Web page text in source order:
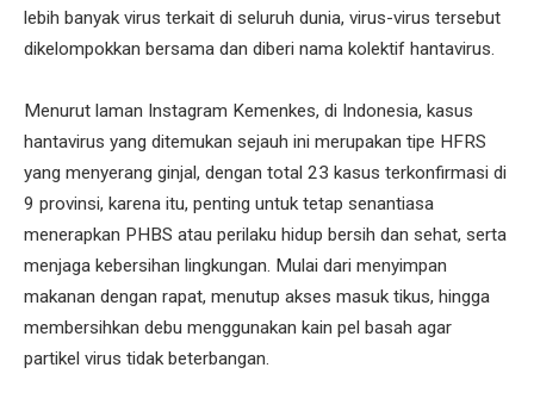
lebih banyak virus terkait di seluruh dunia, virus-virus tersebut
dikelompokkan bersama dan diberi nama kolektif hantavirus.
Menurut laman Instagram Kemenkes, di Indonesia, kasus
hantavirus yang ditemukan sejauh ini merupakan tipe HFRS
yang menyerang ginjal, dengan total 23 kasus terkonfirmasi di
9 provinsi, karena itu, penting untuk tetap senantiasa
menerapkan PHBS atau perilaku hidup bersih dan sehat, serta
menjaga kebersihan lingkungan. Mulai dari menyimpan
makanan dengan rapat, menutup akses masuk tikus, hingga
membersihkan debu menggunakan kain pel basah agar
partikel virus tidak beterbangan.